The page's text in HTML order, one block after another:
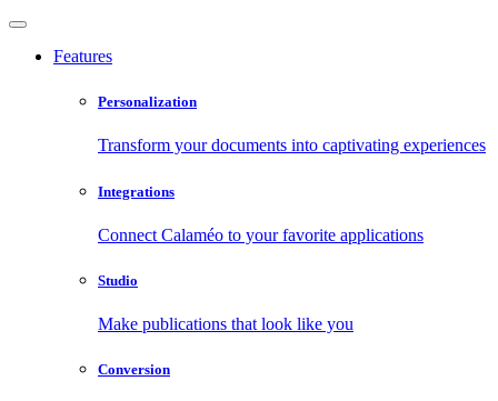
Features
Personalization
Transform your documents into captivating experiences
Integrations
Connect Calaméo to your favorite applications
Studio
Make publications that look like you
Conversion